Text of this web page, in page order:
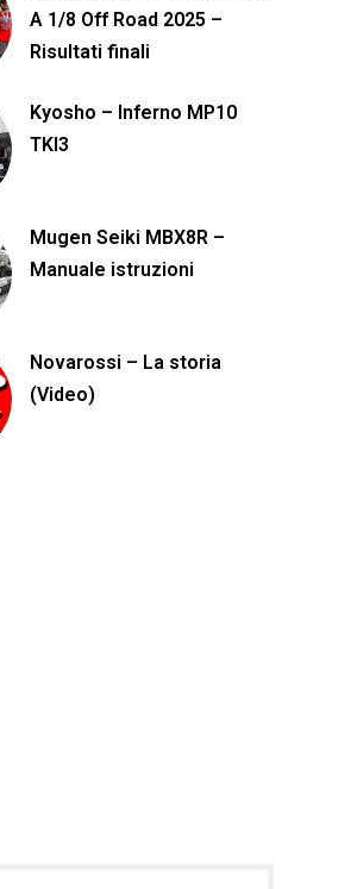
A 1/8 Off Road 2025 –
Risultati finali
Kyosho – Inferno MP10
TKI3
Mugen Seiki MBX8R –
Manuale istruzioni
Novarossi – La storia
(Video)